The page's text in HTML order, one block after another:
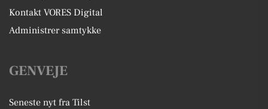
Kontakt VORES Digital
Administrer samtykke
GENVEJE
Seneste nyt fra Tilst